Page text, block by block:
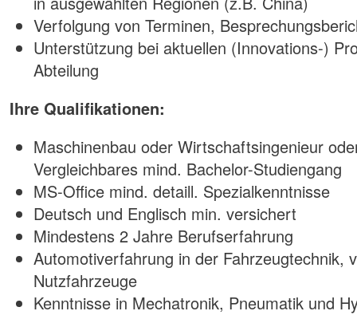
Verfolgung von Terminen,
Unterstützung bei aktuellen (Innovations-)
Abteilung
Ihre Qualifikationen:
Maschinenbau oder Wirtschaftsingenieur
Vergleichbares mind. Bachelor-Studiengang
MS-Office mind. detaill. Spezialkenntnisse
Deutsch und Englisch min. versichert
Mindestens 2 Jahre Berufserfahrung
Automotiverfahrung in der Fahrzeugtechnik,
Nutzfahrzeuge
Kenntnisse in Mechatronik, Pneumatik und